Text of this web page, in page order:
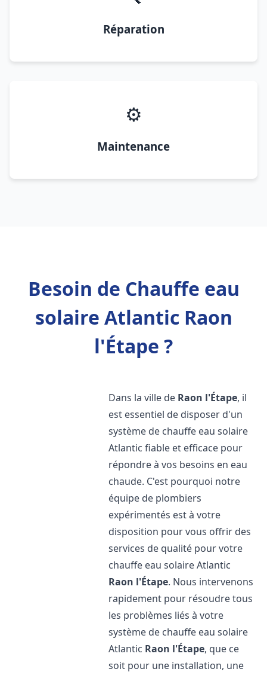
Réparation
⚙️
Maintenance
Besoin de Chauffe eau
solaire Atlantic Raon
l'Étape ?
Dans la ville de Raon l'Étape, il
est essentiel de disposer d'un
système de chauffe eau solaire
Atlantic fiable et efficace pour
répondre à vos besoins en eau
chaude. C'est pourquoi notre
équipe de plombiers
expérimentés est à votre
disposition pour vous offrir des
services de qualité pour votre
chauffe eau solaire Atlantic
Raon l'Étape. Nous intervenons
rapidement pour résoudre tous
les problèmes liés à votre
système de chauffe eau solaire
Atlantic Raon l'Étape, que ce
soit pour une installation, une